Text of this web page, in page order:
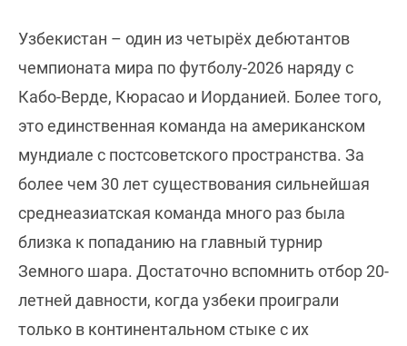
Узбекистан – один из четырёх дебютантов
чемпионата мира по футболу-2026 наряду с
Кабо-Верде, Кюрасао и Иорданией. Более того,
это единственная команда на американском
мундиале с постсоветского пространства. За
более чем 30 лет существования сильнейшая
среднеазиатская команда много раз была
близка к попаданию на главный турнир
Земного шара. Достаточно вспомнить отбор 20-
летней давности, когда узбеки проиграли
только в континентальном стыке с их